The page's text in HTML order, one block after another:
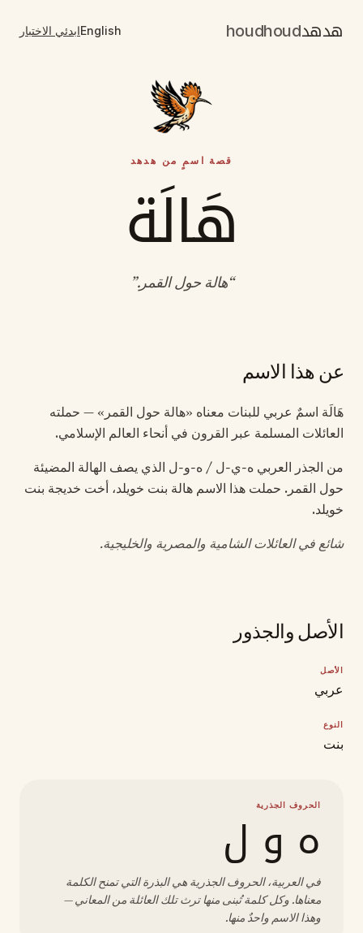
هدهدhoudhoud
Englishابدئي الاختبار
قصة اسمٍ من هدهد
هَالَة
“هالة حول القمر.”
عن هذا الاسم
هَالَة اسمٌ عربي للبنات معناه «هالة حول القمر» — حملته
العائلات المسلمة عبر القرون في أنحاء العالم الإسلامي.
من الجذر العربي ه-ي-ل / ه-و-ل الذي يصف الهالة المضيئة
حول القمر. حملت هذا الاسم هالة بنت خويلد، أخت خديجة بنت
خويلد.
شائع في العائلات الشامية والمصرية والخليجية.
الأصل والجذور
الأصل
عربي
النوع
بنت
الحروف الجذرية
ه و ل
في العربية، الحروف الجذرية هي البذرة التي تمنح الكلمة
معناها. وكل كلمة تُبنى منها ترث تلك العائلة من المعاني —
وهذا الاسم واحدٌ منها.